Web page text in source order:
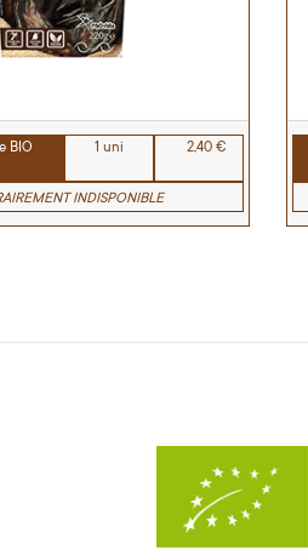
BIO
1 uni 2,40 €
INDISPONIBLE